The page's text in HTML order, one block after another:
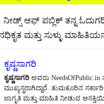
ನೀಡ್ಸ್ ಆಫ್ ಪಬ್ಲಿಕ್ ತನ್ನ
ಮತ್ತು ಸುಳ್ಳು
ಕೃಷ್ಣಸಾಗರಿ
ಕೃಷ್ಣಸಾಗರಿ ಅವರು NeedsOfPublic.in
ಮುಖ್ಯಸ್ಥರಾಗಿದ್ದಾರೆ. ತುಮಕೂರಿನ
ಜಾಗೃತಿ ಮತ್ತು ಮಾಹಿತಿ ನೀಡುವ